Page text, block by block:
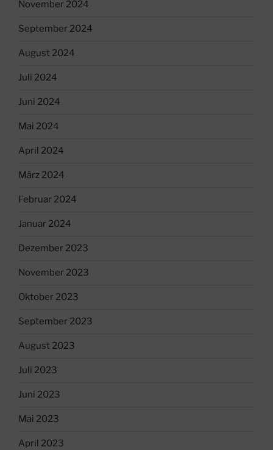
November 2024
September 2024
August 2024
Juli 2024
Juni 2024
Mai 2024
April 2024
März 2024
Februar 2024
Januar 2024
Dezember 2023
November 2023
Oktober 2023
September 2023
August 2023
Juli 2023
Juni 2023
Mai 2023
April 2023